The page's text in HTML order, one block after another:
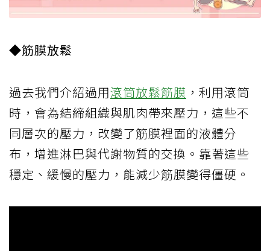
◆筋膜放鬆
過去我們介紹過用滾筒放鬆筋膜 ，利用滾筒
時，會為結締組織與肌肉帶來壓力，這些不
同層次的壓力，改變了筋膜裡面的液體分
布，增進淋巴與代謝物質的交換。靠著這些
穩定、緩慢的壓力，能減少筋膜變得僵硬。